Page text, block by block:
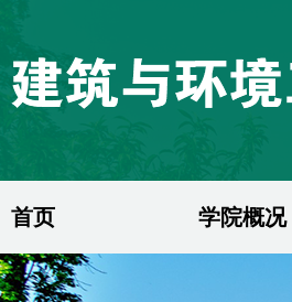
首页 学院概况